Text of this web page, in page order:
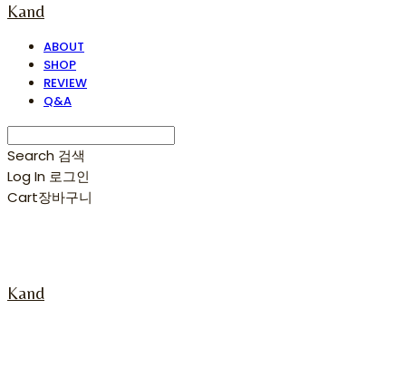
Kand
ABOUT
SHOP
REVIEW
Q&A
Search 검색
Log In 로그인
Cart장바구니
Kand